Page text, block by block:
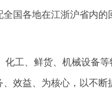
国各地在江浙沪省内
化工、鲜货、机械设备
效益、为核心，以不